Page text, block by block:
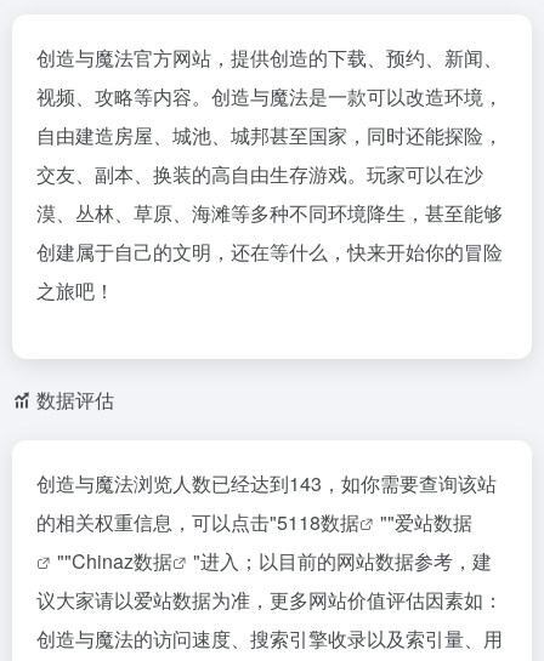
创造与魔法官方网站，提供创造的下载、预约、新闻、
视频、攻略等内容。创造与魔法是一款可以改造环境，
自由建造房屋、城池、城邦甚至国家，同时还能探险，
交友、副本、换装的高自由生存游戏。玩家可以在沙
漠、丛林、草原、海滩等多种不同环境降生，甚至能够
创建属于自己的文明，还在等什么，快来开始你的冒险
之旅吧！
数据评估
创造与魔法浏览人数已经达到143，如你需要查询该站
的相关权重信息，可以点击"5118数据 ""爱站数据
""Chinaz数据
"进入；以目前的网站数据参考，建
议大家请以爱站数据为准，更多网站价值评估因素如：
创造与魔法的访问速度、搜索引擎收录以及索引量、用